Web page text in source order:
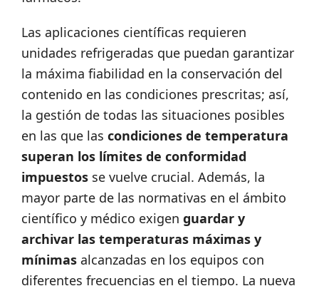
Las aplicaciones científicas requieren
unidades refrigeradas que puedan garantizar
la máxima fiabilidad en la conservación del
contenido en las condiciones prescritas; así,
la gestión de todas las situaciones posibles
en las que las condiciones de temperatura
superan los límites de conformidad
impuestos se vuelve crucial. Además, la
mayor parte de las normativas en el ámbito
científico y médico exigen guardar y
archivar las temperaturas máximas y
mínimas alcanzadas en los equipos con
diferentes frecuencias en el tiempo. La nueva